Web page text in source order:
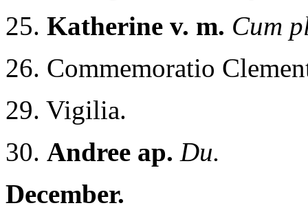
25. Katherine v. m. Cum
26. Commemoratio
29. Vigilia.
30. Andree ap. Du.
December.